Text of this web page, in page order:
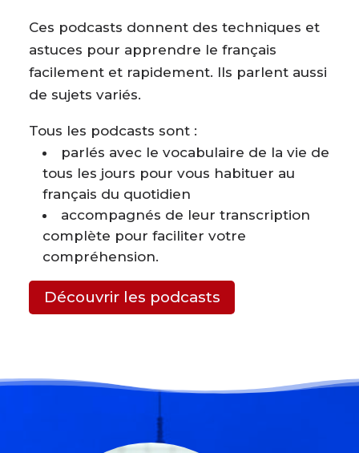
Ces podcasts donnent des techniques et
astuces pour apprendre le français
facilement et rapidement. Ils parlent aussi
de sujets variés.
Tous les podcasts sont :
parlés avec le vocabulaire de la vie de
tous les jours pour vous habituer au
français du quotidien
accompagnés de leur transcription
complète pour faciliter votre
compréhension.
Découvrir les podcasts